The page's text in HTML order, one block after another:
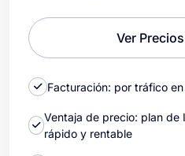
Ver
Facturación: por tráfico en
Ventaja de precio: plan de
rápido y rentable